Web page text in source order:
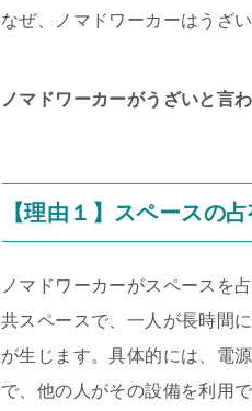
なぜ、ノマドワーカーはうざ
ノマドワーカーがうざいと言
【理由１】スペースの
ノマドワーカーがスペースを
共スペースで、一人が長時間
が生じます。具体的には、電
で、他の人がその設備を利用